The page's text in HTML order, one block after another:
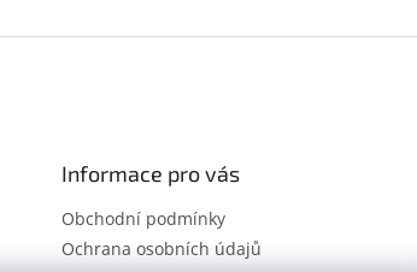
Informace pro vás
Obchodní podmínky
Ochrana osobních údajů